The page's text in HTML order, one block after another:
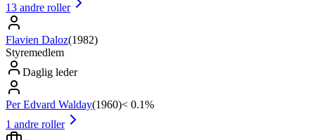
13 andre roller
Flavien Daloz(1982)
Styremedlem
Daglig leder
Per Edvard Walday(1960)< 0.1%
1 andre roller